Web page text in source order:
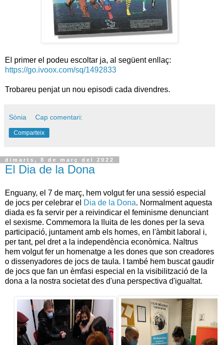
El primer el podeu escoltar ja, al següent enllaç:
https://go.ivoox.com/sq/1492833
Trobareu penjat un nou episodi cada divendres.
Sònia Cap comentari:
Comparteix
dimarts, 8 de març del 2022
El Dia de la Dona
Enguany, el 7 de març, hem volgut fer una sessió especial
de jocs per celebrar el Dia de la Dona. Normalment aquesta
diada es fa servir per a reivindicar el feminisme denunciant
el sexisme. Commemora la lluita de les dones per la seva
participació, juntament amb els homes, en l'àmbit laboral i,
per tant, pel dret a la independència econòmica. Naltrus
hem volgut fer un homenatge a les dones que son creadores
o dissenyadores de jocs de taula. I també hem buscat gaudir
de jocs que fan un èmfasi especial en la visibilització de la
dona a la nostra societat des d'una perspectiva d'igualtat.